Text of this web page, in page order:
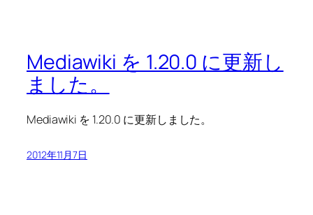
Mediawiki を 1.20.0 に更新し
ました。
Mediawiki を 1.20.0 に更新しました。
2012年11月7日